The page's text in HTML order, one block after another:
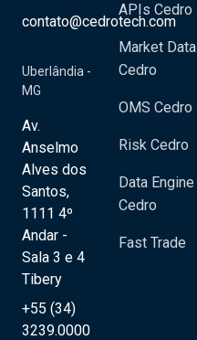
contato@cedrotech.com
Uberlândia -
MG
Av.
Anselmo
Alves dos
Santos,
1111 4º
Andar -
Sala 3 e 4
Tibery
+55 (34)
3239.0000
APIs Cedro
Market Data
Cedro
OMS Cedro
Risk Cedro
Data Engine
Cedro
Fast Trade